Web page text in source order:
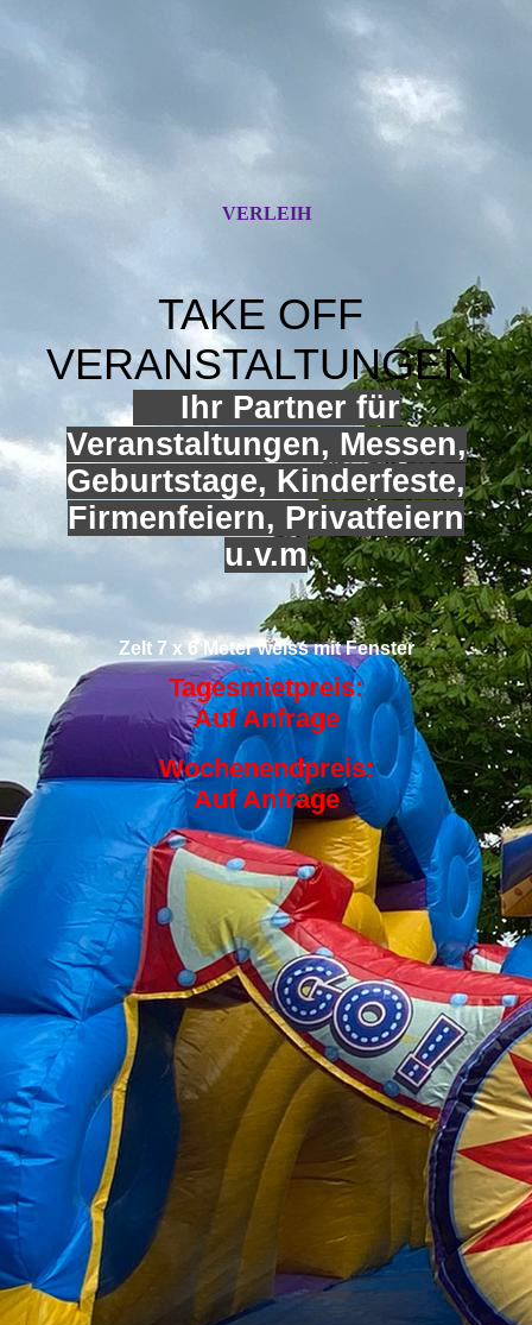
VERLEIH
TAKE OFF
VERANSTALTUNGEN
Ihr Partner für
Veranstaltungen, Messen,
Geburtstage, Kinderfeste,
Firmenfeiern, Privatfeiern
u.v.m
Zelt 7 x 6 Meter weiss mit Fenster
Tagesmietpreis:
Auf Anfrage
Wochenendpreis:
Auf Anfrage